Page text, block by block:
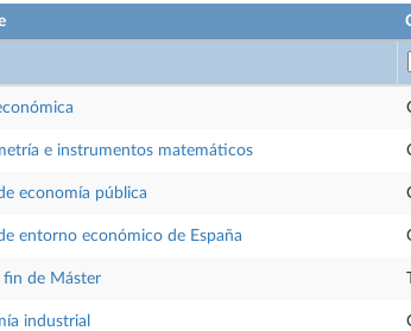
e instrumentos matemáticos
de economía pública
de entorno económico de España
fin de Máster
industrial